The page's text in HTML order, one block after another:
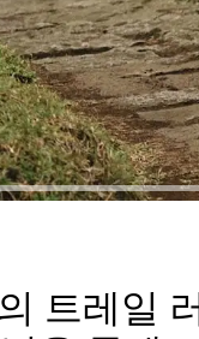
트레일